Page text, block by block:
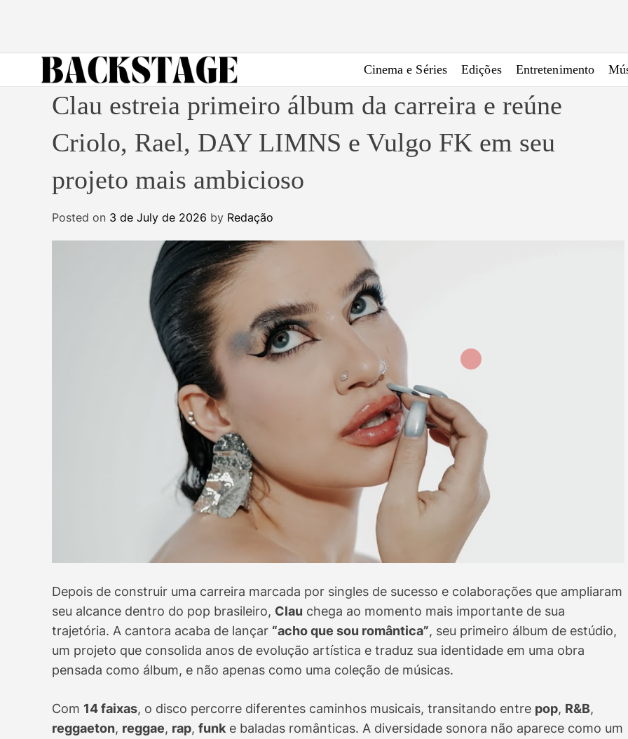
Cinema e Séries Edições Entretenimento
Clau estreia primeiro álbum da carreira e reúne
Criolo, Rael, DAY LIMNS e Vulgo FK em seu
projeto mais ambicioso
Posted on 3 de July de 2026 by Redação
Depois de construir uma carreira marcada por singles de sucesso e colaborações que ampliaram
seu alcance dentro do pop brasileiro, Clau chega ao momento mais importante de sua
trajetória. A cantora acaba de lançar “acho que sou romântica”, seu primeiro álbum de estúdio,
um projeto que consolida anos de evolução artística e traduz sua identidade em uma obra
pensada como álbum, e não apenas como uma coleção de músicas.
Com 14 faixas, o disco percorre diferentes caminhos musicais, transitando entre pop, R&B,
reggaeton, reggae, rap, funk e baladas românticas. A diversidade sonora não aparece como um